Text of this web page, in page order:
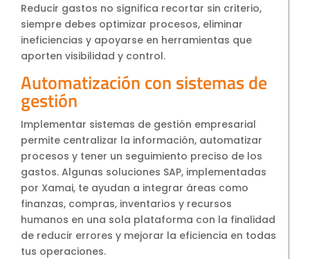
Reducir gastos no significa recortar sin criterio,
siempre debes optimizar procesos, eliminar
ineficiencias y apoyarse en herramientas que
aporten visibilidad y control.
Automatización con sistemas de
gestión
Implementar sistemas de gestión empresarial
permite centralizar la información, automatizar
procesos y tener un seguimiento preciso de los
gastos. Algunas soluciones SAP, implementadas
por Xamai, te ayudan a integrar áreas como
finanzas, compras, inventarios y recursos
humanos en una sola plataforma con la finalidad
de reducir errores y mejorar la eficiencia en todas
tus operaciones.